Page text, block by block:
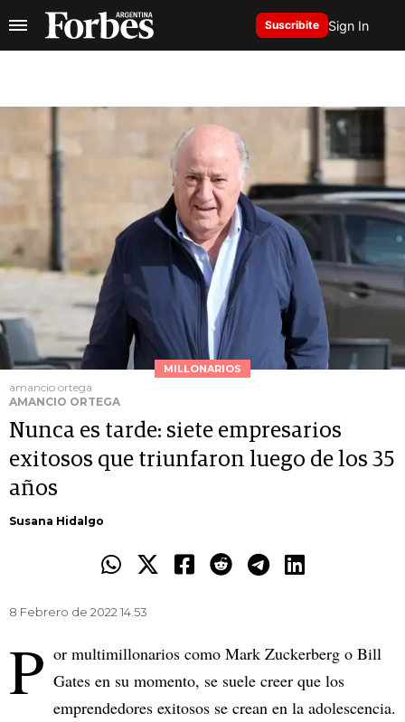
Suscribite Sign In
MILLONARIOS
amancio ortega
AMANCIO ORTEGA
Nunca es tarde: siete empresarios
exitosos que triunfaron luego de los 35
años
Susana Hidalgo
8 Febrero de 2022 14.53
P or multimillonarios como Mark Zuckerberg o Bill
Gates en su momento, se suele creer que los
emprendedores exitosos se crean en la adolescencia.